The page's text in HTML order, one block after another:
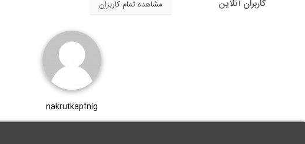
کاربران آنلاین مشاهده تمام کاربران
nakrutkapfnig